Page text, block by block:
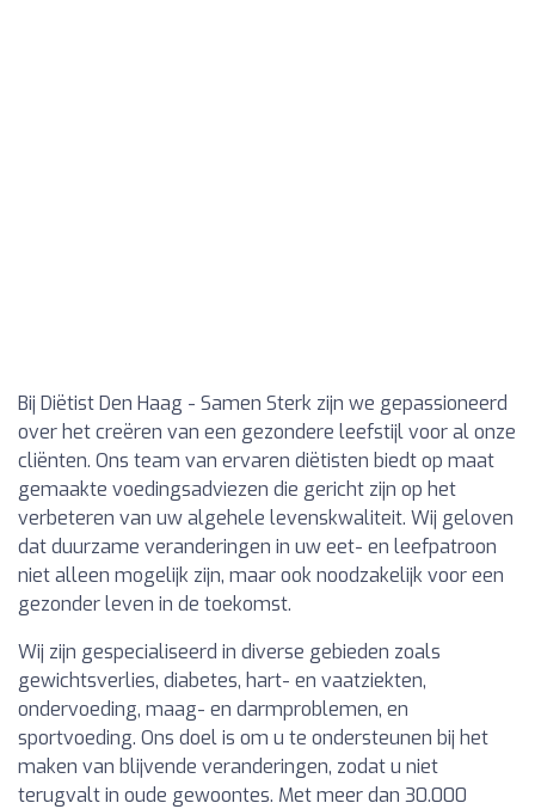
Bij Diëtist Den Haag - Samen Sterk zijn we gepassioneerd
over het creëren van een gezondere leefstijl voor al onze
cliënten. Ons team van ervaren diëtisten biedt op maat
gemaakte voedingsadviezen die gericht zijn op het
verbeteren van uw algehele levenskwaliteit. Wij geloven
dat duurzame veranderingen in uw eet- en leefpatroon
niet alleen mogelijk zijn, maar ook noodzakelijk voor een
gezonder leven in de toekomst.
Wij zijn gespecialiseerd in diverse gebieden zoals
gewichtsverlies, diabetes, hart- en vaatziekten,
ondervoeding, maag- en darmproblemen, en
sportvoeding. Ons doel is om u te ondersteunen bij het
maken van blijvende veranderingen, zodat u niet
terugvalt in oude gewoontes. Met meer dan 30.000